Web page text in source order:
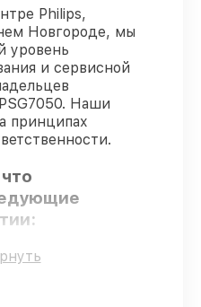
Philips,
Новгороде, мы
уровень
и сервисной
Наши
принципах